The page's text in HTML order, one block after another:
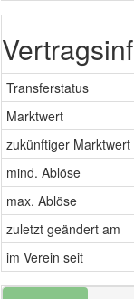
Transferstatus
Marktwert
zukünftiger Marktwert
mind. Ablöse
max. Ablöse
zuletzt geändert am
im Verein seit